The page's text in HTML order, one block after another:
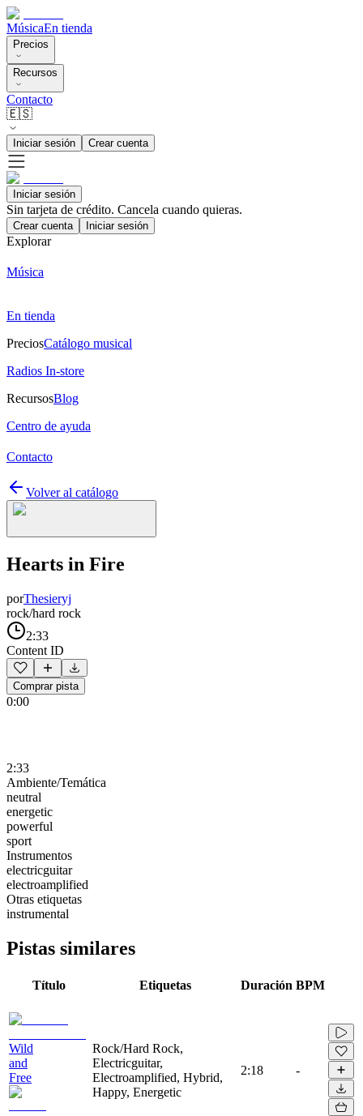
MúsicaEn tienda
Precios
Recursos
Contacto
🇪🇸
Iniciar sesión Crear cuenta
Iniciar sesión
Sin tarjeta de crédito. Cancela cuando quieras.
Crear cuenta Iniciar sesión
Explorar
Música
En tienda
PreciosCatálogo musical
Radios In-store
RecursosBlog
Centro de ayuda
Contacto
Volver al catálogo
Hearts in Fire
porThesieryj
rock/hard rock
2:33
Content ID
Comprar pista
0:00
2:33
Ambiente/Temática
neutral
energetic
powerful
sport
Instrumentos
electricguitar
electroamplified
Otras etiquetas
instrumental
Pistas similares
Título Etiquetas Duración BPM
Wild
and
Free
Rock/Hard Rock,
Electricguitar,
Electroamplified, Hybrid,
Happy, Energetic
2:18 -